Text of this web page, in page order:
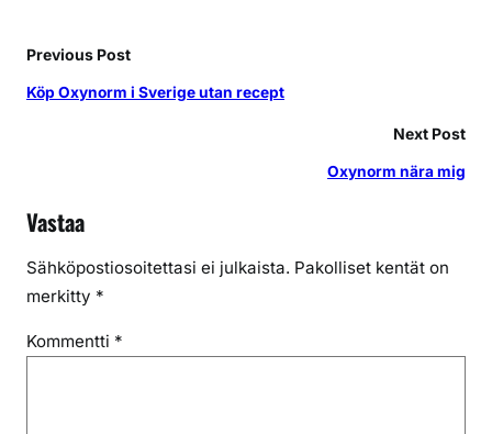
Previous Post
Köp Oxynorm i Sverige utan recept
Next Post
Oxynorm nära mig
Vastaa
Sähköpostiosoitettasi ei julkaista. Pakolliset kentät on
merkitty *
Kommentti *